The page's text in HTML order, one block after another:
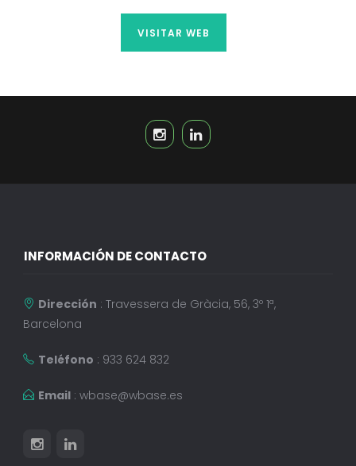
VISITAR WEB
INFORMACIÓN DE CONTACTO
Dirección : Travessera de Gràcia, 56, 3º 1ª,
Barcelona
Teléfono : 933 624 832
Email: wbase@wbase.es